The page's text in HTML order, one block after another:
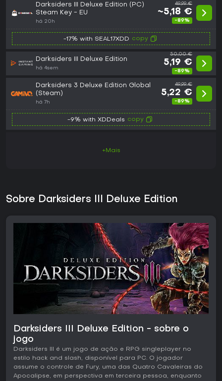
Darksiders III Deluxe Edition (PC)
Steam Key - EU
há 20h
49,99 €
~5,18 €
-89%
-17% with SEAL17XDD copy
Darksiders III Deluxe Edition
há 4sem
50,00 €
5,19 €
-89%
Darksiders 3 Deluxe Edition Global
(Steam)
há 7h
49,99 €
5,22 €
-89%
-9% with XDDeals copy
+Mais
Sobre Darksiders III Deluxe Edition
Darksiders III Deluxe Edition - sobre o
jogo
Darksiders III é um jogo de ação e RPG singleplayer no
estilo hack and slash, disponível para PC. O jogador
assume o controle de Fury, uma das Quatro Cavaleiras do
Apocalipse, em perspectiva em terceira pessoa, enquanto